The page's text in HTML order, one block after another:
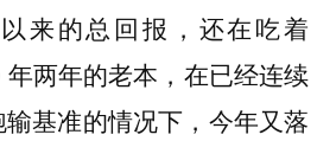
来的总回报，还在吃着
年两年的老本，在已经连续
基准的情况下，今年又落